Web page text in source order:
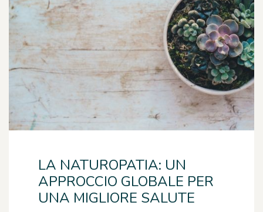
LA NATUROPATIA: UN
APPROCCIO GLOBALE PER
UNA MIGLIORE SALUTE